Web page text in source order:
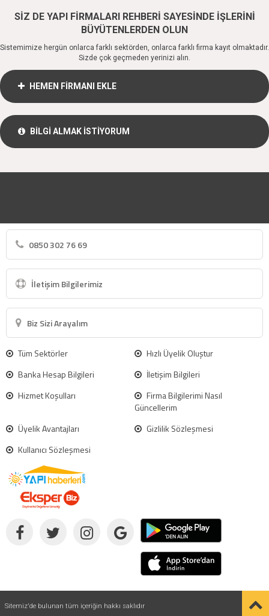
SİZ DE YAPI FİRMALARI REHBERİ SAYESİNDE İŞLERİNİ
BÜYÜTENLERDEN OLUN
Sistemimize hergün onlarca farklı sektörden, onlarca farklı firma kayıt olmaktadır.
Sizde çok geçmeden yerinizi alın.
HEMEN FİRMANI EKLE
BİLGİ ALMAK İSTİYORUM
0850 302 76 69
İletişim Bilgilerimiz
Biz Sizi Arayalım
Tüm Sektörler
Hızlı Üyelik Oluştur
Banka Hesap Bilgileri
İletişim Bilgileri
Hizmet Koşulları
Firma Bilgilerimi Nasıl
Güncellerim
Üyelik Avantajları
Gizlilik Sözleşmesi
Kullanıcı Sözleşmesi
Sitemiz'de bulunan tüm içeriğin hakkı saklıdır